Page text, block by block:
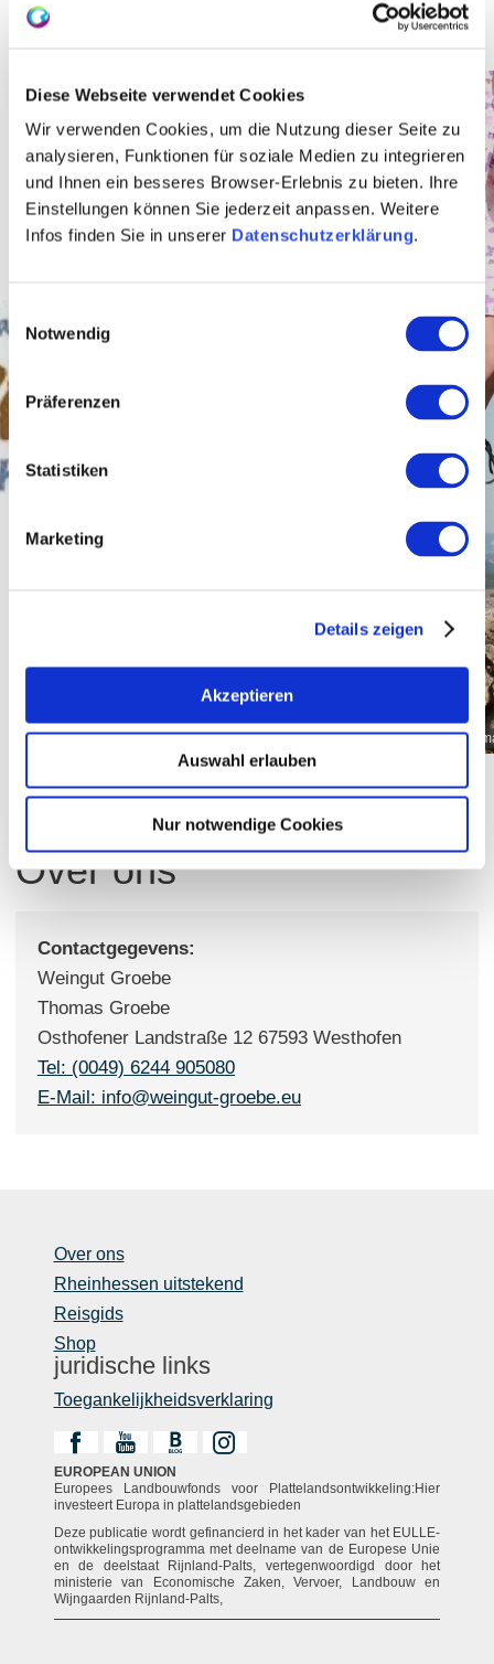
Diese Webseite verwendet Cookies
Wir verwenden Cookies, um die Nutzung dieser Seite zu
analysieren, Funktionen für soziale Medien zu integrieren
und Ihnen ein besseres Browser-Erlebnis zu bieten. Ihre
Einstellungen können Sie jederzeit anpassen. Weitere
Infos finden Sie in unserer Datenschutzerklärung.
Notwendig
Präferenzen
Statistiken
Marketing
Details zeigen
Akzeptieren
Auswahl erlauben
Nur notwendige Cookies
uit één hand komt, van teelt en uitbreiding tot verkoop. Wij zijn wijnmakers uit overtuiging en passie.
Deel en geniet met ons van de vreugde van wijn en leven.
maat3
Over ons
Contactgegevens:
Weingut Groebe
Thomas Groebe
Osthofener Landstraße 12 67593 Westhofen
Tel: (0049) 6244 905080
E-Mail: info@weingut-groebe.eu
Over ons
Rheinhessen uitstekend
Reisgids
Shop
juridische links
Toegankelijkheidsverklaring
EUROPEAN UNION
Europees Landbouwfonds voor Plattelandsontwikkeling:Hier
investeert Europa in plattelandsgebieden
Deze publicatie wordt gefinancierd in het kader van het EULLE-
ontwikkelingsprogramma met deelname van de Europese Unie
en de deelstaat Rijnland-Palts, vertegenwoordigd door het
ministerie van Economische Zaken, Vervoer, Landbouw en
Wijngaarden Rijnland-Palts,